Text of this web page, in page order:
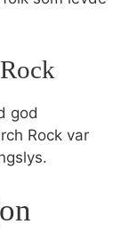
god
Rock var